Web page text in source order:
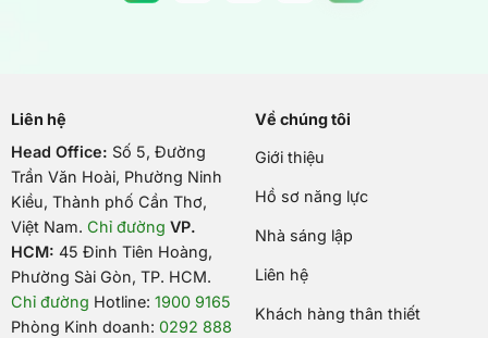
Liên hệ
Head Office: Số 5, Đường
Trần Văn Hoài, Phường Ninh
Kiều, Thành phố Cần Thơ,
Việt Nam. Chỉ đường VP.
HCM: 45 Đinh Tiên Hoàng,
Phường Sài Gòn, TP. HCM.
Chỉ đường Hotline: 1900 9165
Phòng Kinh doanh: 0292 888
Về chúng tôi
Giới thiệu
Hồ sơ năng lực
Nhà sáng lập
Liên hệ
Khách hàng thân thiết